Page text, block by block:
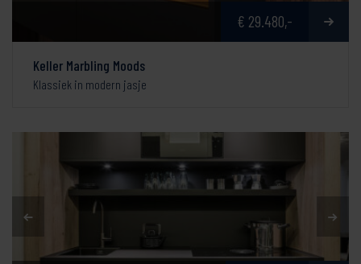
€ 29.480,-
Keller Marbling Moods
Klassiek in modern jasje